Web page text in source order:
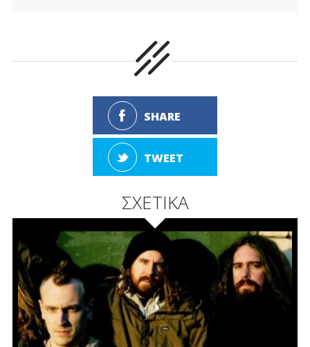
SHARE
TWEET
ΣΧΕΤΙΚΑ